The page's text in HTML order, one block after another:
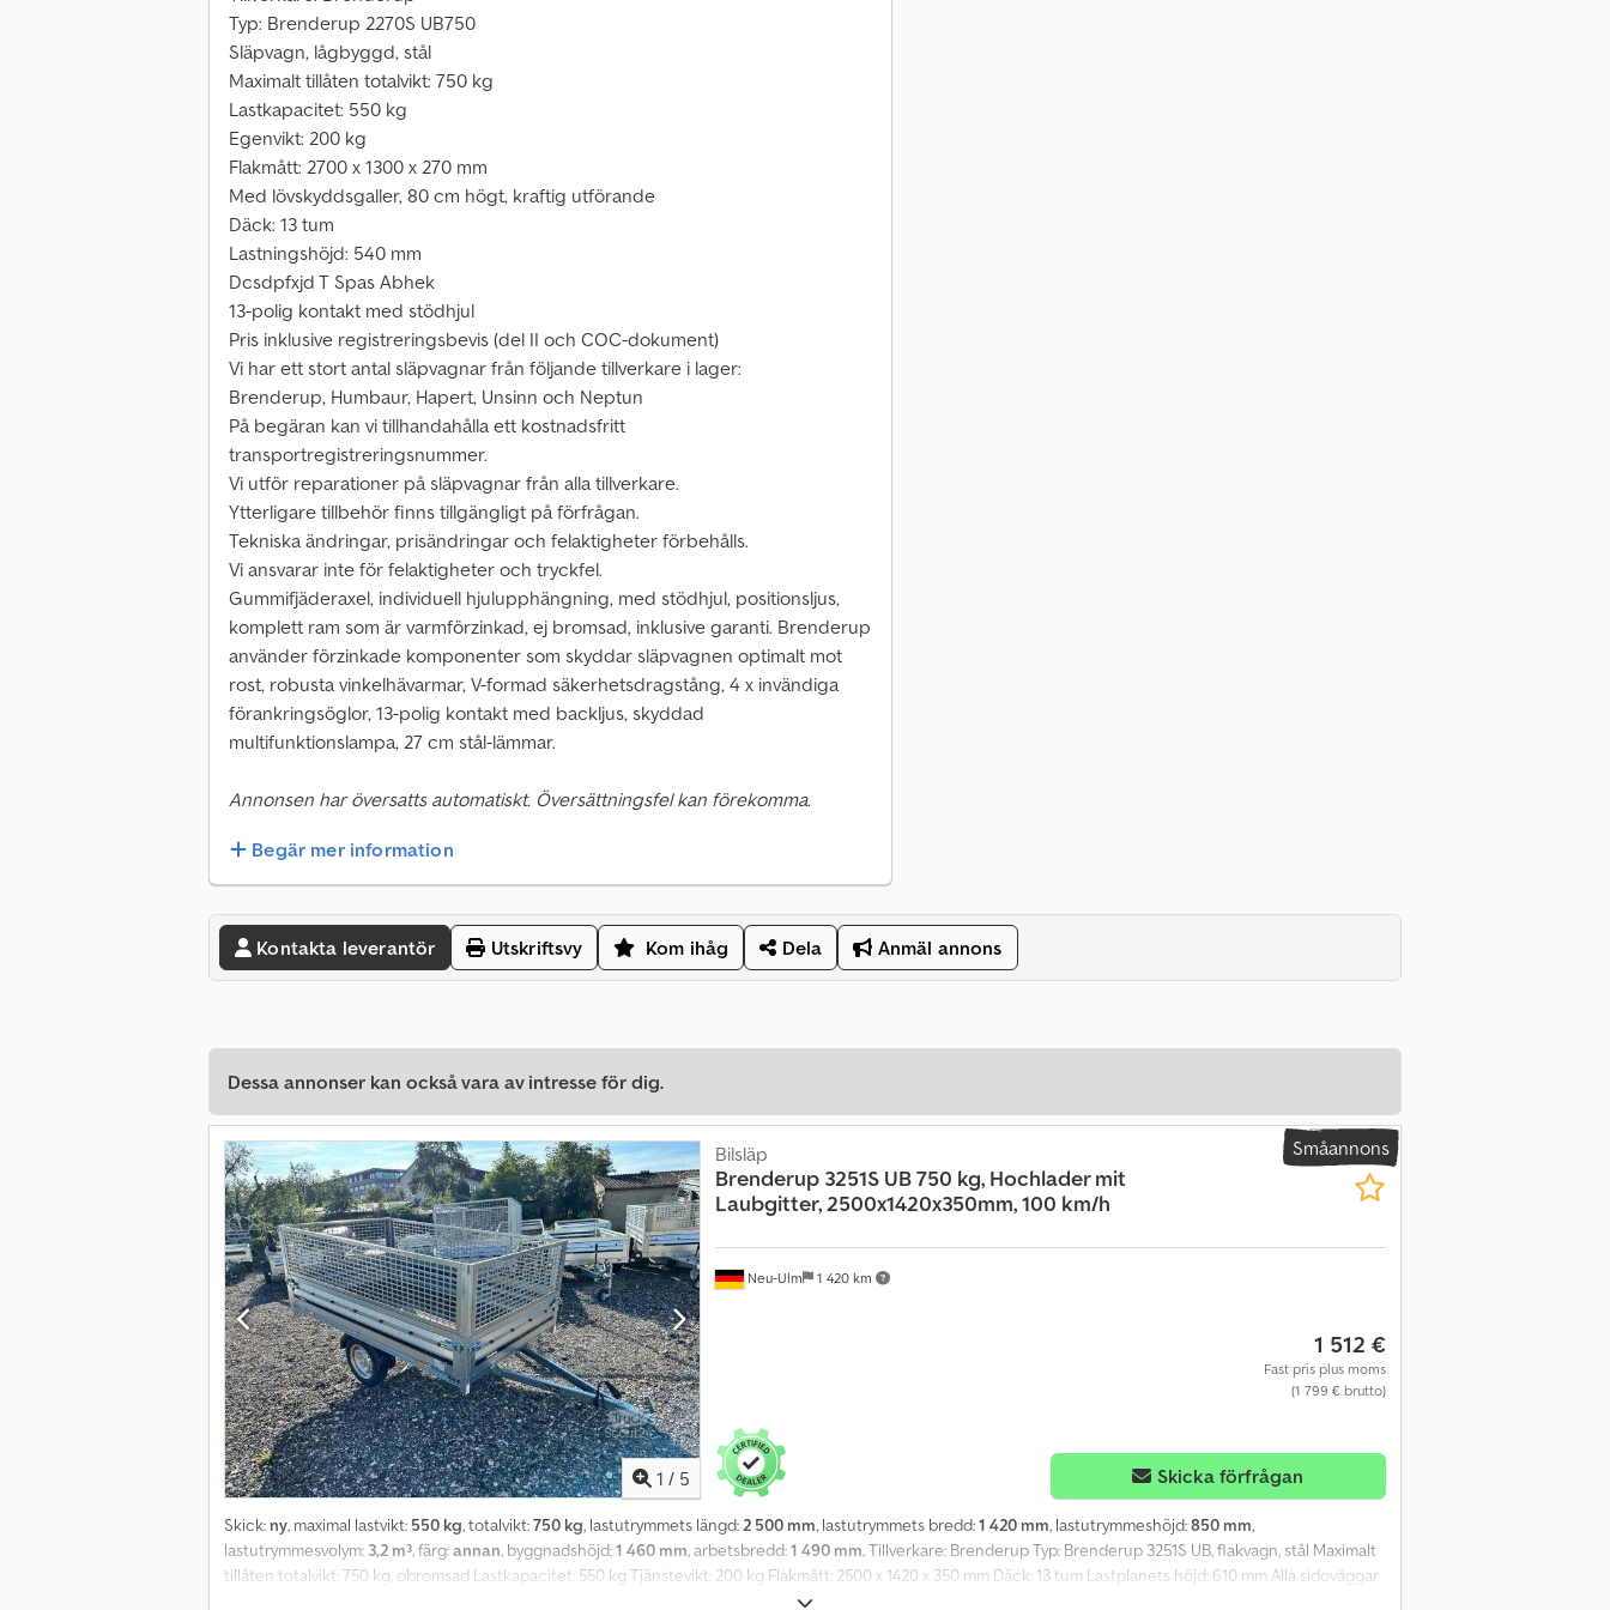
Typ: Brenderup 2270S UB750
Släpvagn, lågbyggd, stål
Maximalt tillåten totalvikt: 750 kg
Lastkapacitet: 550 kg
Egenvikt: 200 kg
Flakmått: 2700 x 1300 x 270 mm
Med lövskyddsgaller, 80 cm högt, kraftig utförande
Däck: 13 tum
Lastningshöjd: 540 mm
Dcsdpfxjd T Spas Abhek
13-polig kontakt med stödhjul
Pris inklusive registreringsbevis (del II och COC-dokument)
Vi har ett stort antal släpvagnar från följande tillverkare i lager:
Brenderup, Humbaur, Hapert, Unsinn och Neptun
På begäran kan vi tillhandahålla ett kostnadsfritt
transportregistreringsnummer.
Vi utför reparationer på släpvagnar från alla tillverkare.
Ytterligare tillbehör finns tillgängligt på förfrågan.
Tekniska ändringar, prisändringar och felaktigheter förbehålls.
Vi ansvarar inte för felaktigheter och tryckfel.
Gummifjäderaxel, individuell hjulupphängning, med stödhjul, positionsljus,
komplett ram som är varmförzinkad, ej bromsad, inklusive garanti. Brenderup
använder förzinkade komponenter som skyddar släpvagnen optimalt mot
rost, robusta vinkelhävarmar, V-formad säkerhetsdragstång, 4 x invändiga
förankringsöglor, 13-polig kontakt med backljus, skyddad
multifunktionslampa, 27 cm stål-lämmar.
Annonsen har översatts automatiskt. Översättningsfel kan förekomma.
Begär mer information
Kontakta leverantör Utskriftsvy Kom ihåg Dela Anmäl annons
Dessa annonser kan också vara av intresse för dig.
Småannons
1 / 5
Neu-Ulm 1 420 km
Bilsläp
Brenderup 3251S UB 750 kg, Hochlader mit
Laubgitter, 2500x1420x350mm, 100 km/h
1 512 €
Fast pris plus moms
(1 799 € brutto)
Skicka förfrågan
Skick: ny, maximal lastvikt: 550 kg, totalvikt:750 kg, lastutrymmets längd:2 500 mm, lastutrymmets bredd:1 420 mm, lastutrymmeshöjd:850 mm,
lastutrymmesvolym: 3,2 m³, färg:annan, byggnadshöjd:1 460 mm, arbetsbredd:1 490 mm, Tillverkare: Brenderup Typ: Brenderup 3251S UB, flakvagn, stål Maximalt
tillåten totalvikt: 750 kg, obromsad Lastkapacitet: 550 kg Tjänstevikt: 200 kg Flakmått: 2500 x 1420 x 350 mm Däck: 13 tum Lastplanets höjd: 610 mm Alla sidoväggar
kan tas bort och fällas ned Inklusive 6 st surrningsöglor Med lövskyddsgaller, 500 mm högt Pris inklusive registreringsbevis (del II och COC-dokument) Vi har ett